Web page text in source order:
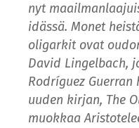
nyt
idässä. Monet
oligarkit ovat
David Lingelbach,
Rodríguez
uuden kirjan, The
muokkaa